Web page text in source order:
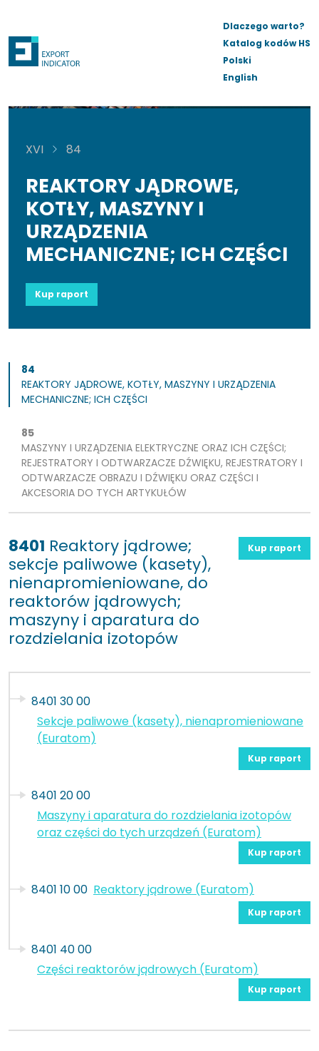
Dlaczego warto?
Katalog kodów HS
Polski
English
XVI 84
REAKTORY JĄDROWE,
KOTŁY, MASZYNY I
URZĄDZENIA
MECHANICZNE; ICH CZĘŚCI
Kup raport
84
REAKTORY JĄDROWE, KOTŁY, MASZYNY I URZĄDZENIA
MECHANICZNE; ICH CZĘŚCI
85
MASZYNY I URZĄDZENIA ELEKTRYCZNE ORAZ ICH CZĘŚCI;
REJESTRATORY I ODTWARZACZE DŹWIĘKU, REJESTRATORY I
ODTWARZACZE OBRAZU I DŹWIĘKU ORAZ CZĘŚCI I
AKCESORIA DO TYCH ARTYKUŁÓW
8401 Reaktory jądrowe;
sekcje paliwowe (kasety),
nienapromieniowane, do
reaktorów jądrowych;
maszyny i aparatura do
rozdzielania izotopów
Kup raport
8401 30 00
Sekcje paliwowe (kasety), nienapromieniowane
(Euratom)
Kup raport
8401 20 00
Maszyny i aparatura do rozdzielania izotopów
oraz części do tych urządzeń (Euratom)
Kup raport
8401 10 00 Reaktory jądrowe (Euratom)
Kup raport
8401 40 00
Części reaktorów jądrowych (Euratom)
Kup raport